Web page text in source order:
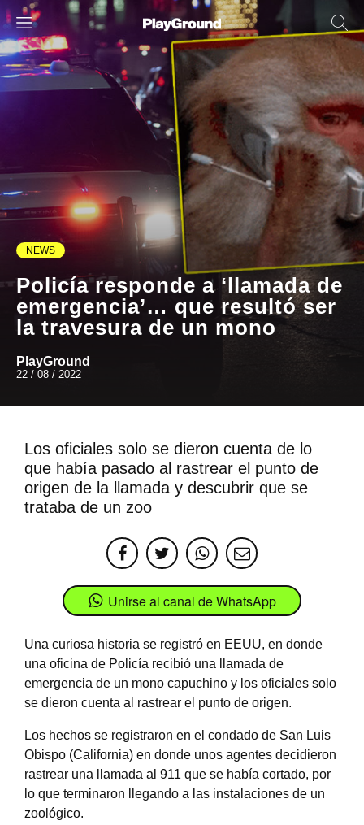
NEWS
Policía responde a ‘llamada de
emergencia’… que resultó ser
la travesura de un mono
PlayGround
22 / 08 / 2022
Los oficiales solo se dieron cuenta de lo
que había pasado al rastrear el punto de
origen de la llamada y descubrir que se
trataba de un zoo
Unirse al canal de WhatsApp
Una curiosa historia se registró en EEUU, en donde
una oficina de Policía recibió una llamada de
emergencia de un mono capuchino y los oficiales solo
se dieron cuenta al rastrear el punto de origen.
Los hechos se registraron en el condado de San Luis
Obispo (California) en donde unos agentes decidieron
rastrear una llamada al 911 que se había cortado, por
lo que terminaron llegando a las instalaciones de un
zoológico.